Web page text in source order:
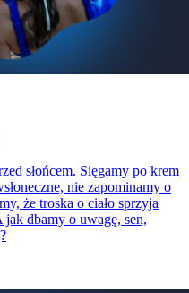
słońcem. Sięgamy po krem
nie zapominamy o
że troska o ciało sprzyja
dbamy o uwagę, sen,